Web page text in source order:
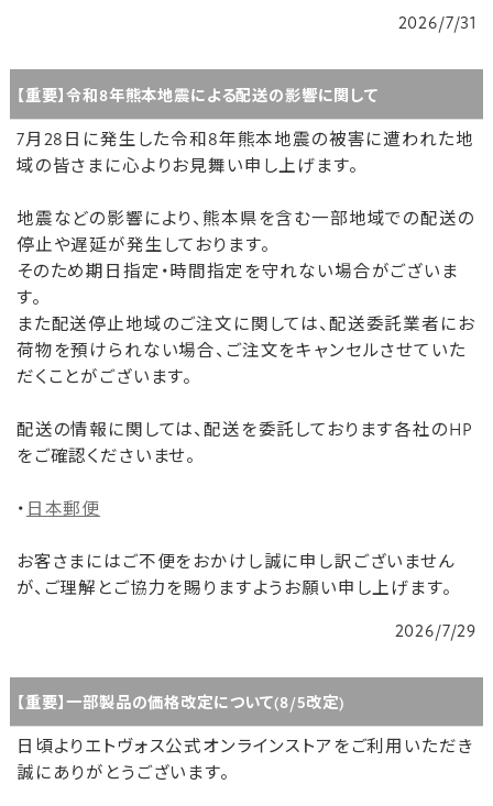
2026/7/31
【重要】令和8年熊本地震による配送の影響に関して
7月28日に発生した令和8年熊本地震の被害に遭われた地
域の皆さまに心よりお見舞い申し上げます。
地震などの影響により、熊本県を含む一部地域での配送の
停止や遅延が発生しております。
そのため期日指定・時間指定を守れない場合がございま
す。
また配送停止地域のご注文に関しては、配送委託業者にお
荷物を預けられない場合、ご注文をキャンセルさせていた
だくことがございます。
配送の情報に関しては、配送を委託しております各社のHP
をご確認くださいませ。
・ 日本郵便
お客さまにはご不便をおかけし誠に申し訳ございません
が、ご理解とご協力を賜りますようお願い申し上げます。
2026/7/29
【重要】一部製品の価格改定について(8/5改定)
日頃よりエトヴォス公式オンラインストアをご利用いただき
誠にありがとうございます。